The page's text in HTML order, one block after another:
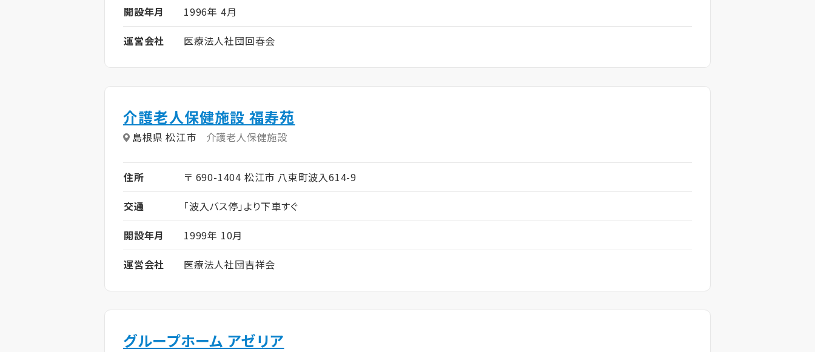
開設年月
1996年 4月
運営会社
医療法人社団回春会
介護老人保健施設 福寿苑
島根県 松江市 介護老人保健施設
住所
〒 690-1404 松江市 八束町波入614-9
交通
「波入バス停」より下車すぐ
開設年月
1999年 10月
運営会社
医療法人社団吉祥会
グループホーム アゼリア